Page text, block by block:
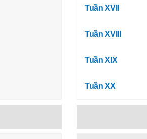
Tuần XVII
Tuần XVIII
Tuần XIX
Tuần XX